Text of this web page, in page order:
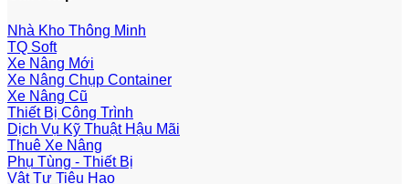
Nhà Kho Thông Minh
TQ Soft
Xe Nâng Mới
Xe Nâng Chụp Container
Xe Nâng Cũ
Thiết Bị Công Trình
Dịch Vụ Kỹ Thuật Hậu Mãi
Thuê Xe Nâng
Phụ Tùng - Thiết Bị
Vật Tư Tiêu Hao